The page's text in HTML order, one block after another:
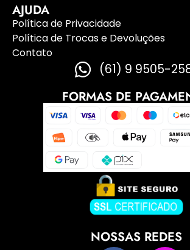
AJUDA
Política de Privacidade
Política de Trocas e Devoluções
Contato
(61) 9 9505-
FORMAS DE
NOSSAS REDES